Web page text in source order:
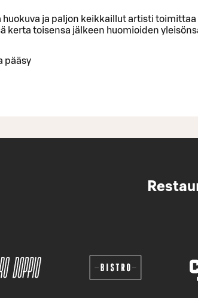
huokuva ja paljon keikkaillut artisti toimittaa
kerta toisensa jälkeen huomioiden
pääsy